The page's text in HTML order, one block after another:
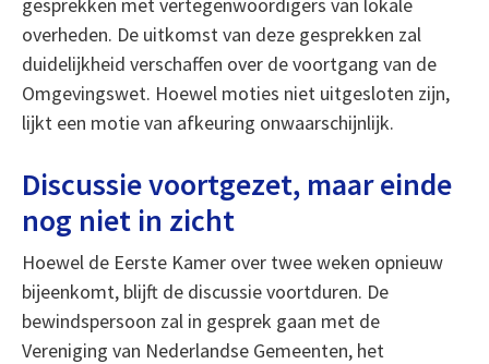
overheden. De uitkomst van deze gesprekken zal
duidelijkheid verschaffen over de voortgang van de
Omgevingswet. Hoewel moties niet uitgesloten zijn,
lijkt een motie van afkeuring onwaarschijnlijk.
Discussie voortgezet, maar einde
nog niet in zicht
Hoewel de Eerste Kamer over twee weken opnieuw
bijeenkomt, blijft de discussie voortduren. De
bewindspersoon zal in gesprek gaan met de
Vereniging van Nederlandse Gemeenten, het